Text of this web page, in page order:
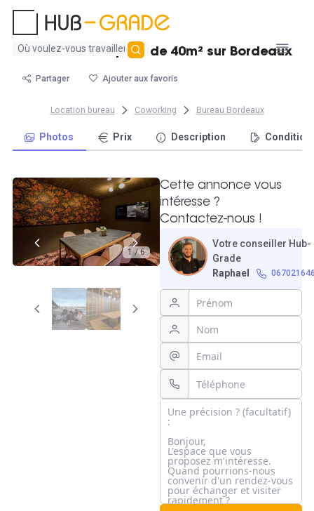
Aucun
trouvé
Grand bureau privé de 40m² sur Bordeaux
Partager Ajouter aux favoris
Location bureau Coworking Bureau Bordeaux
Photos Prix Description
1 / 6
Cette annonce vous
intéresse ?
Contactez-nous !
Votre conseiller Hub-
Grade
Raphael